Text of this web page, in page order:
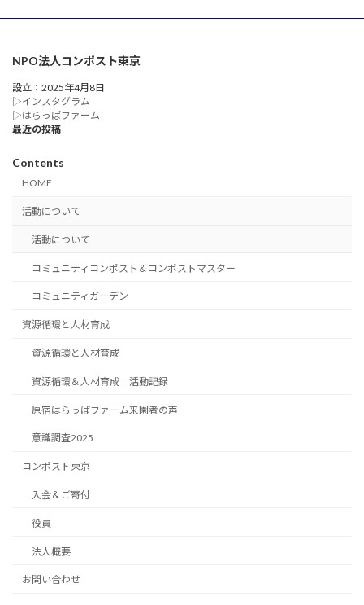
NPO法人コンポスト東京
設立：2025年4月8日
▷インスタグラム
▷はらっぱファーム
最近の投稿
Contents
HOME
活動について
活動について
コミュニティコンポスト＆コンポストマスター
コミュニティガーデン
資源循環と人材育成
資源循環と人材育成
資源循環＆人材育成 活動記録
原宿はらっぱファーム来園者の声
意識調査2025
コンポスト東京
入会＆ご寄付
役員
法人概要
お問い合わせ